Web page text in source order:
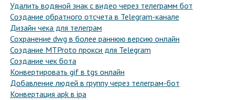
Удалить водяной знак с видео через телеграмм бот
Создание обратного отсчета в Telegram-канале
Дизайн чека для телеграм
Сохранение dwg в более раннюю версию онлайн
Создание MTProto прокси для Telegram
Создание чек бота
Конвертировать gif в tgs онлайн
Добавление людей в группу через телеграм-бот
Конвертация apk в ipa